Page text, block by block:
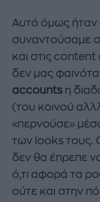
Αυτό όμως ήταν
συναντούσαμε
και στις
δεν μας
accounts η
(του κοινού
«περνούσε»
των looks τους.
δεν θα έπρεπε
ό,τι αφορά τα
ούτε και στην